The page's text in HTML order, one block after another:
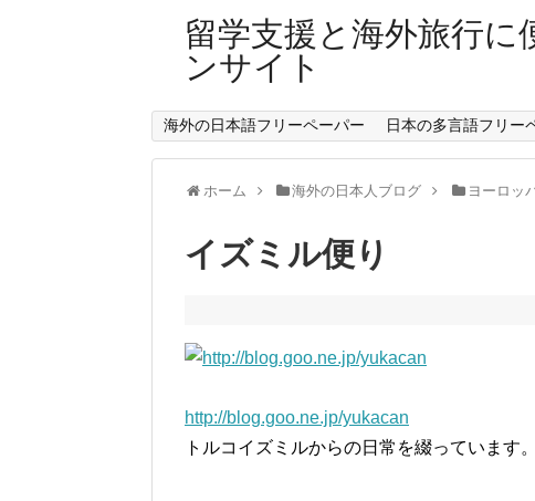
留学支援と海外旅行
ンサイト
海外の日本語フリーペーパー 日本の多言語フリー
ホーム 海外の日本人ブログ ヨーロッ
イズミル便り
http://blog.goo.ne.jp/yukacan
トルコイズミルからの日常を綴っています。